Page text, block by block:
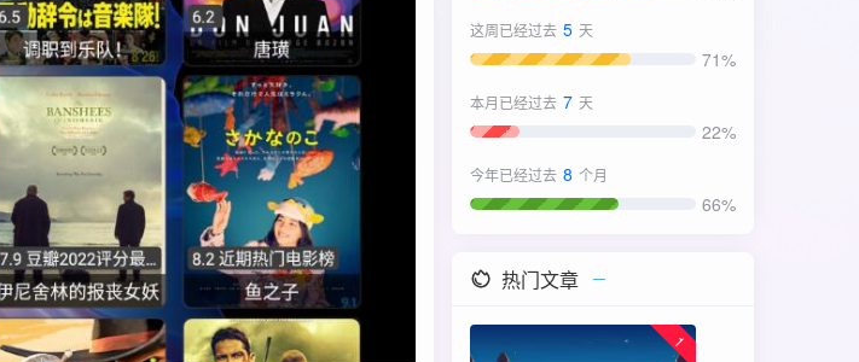
这周已经过去 5 天
71%
本月已经过去 7 天
22%
今年已经过去 8 个月
66%
热门文章
1